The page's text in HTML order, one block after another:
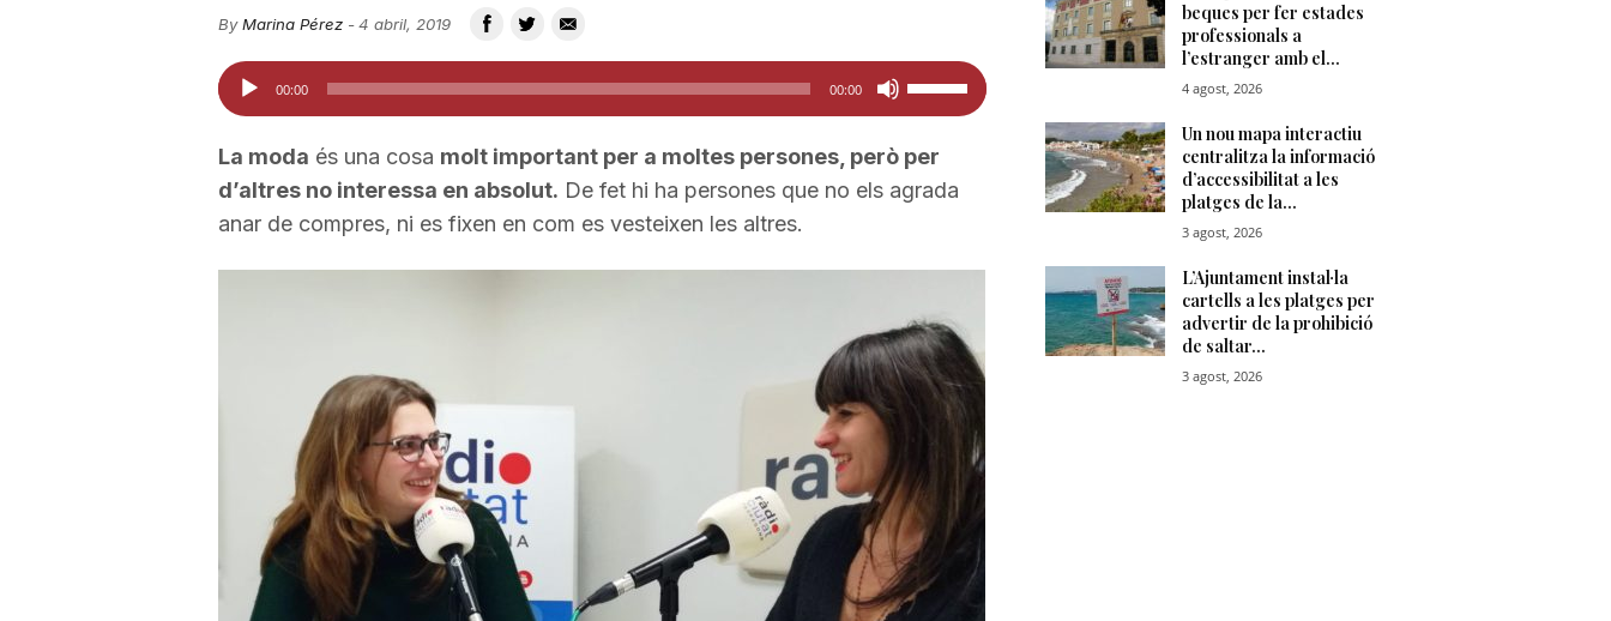
t
a
T
a
r
By Marina Pérez- 4 abril, 2019
Reproductor
d'àudio
00:00 00:00
Feu
servir
les
tecles
amunt/cap
avall
per
incrementar
o
disminuir
el
volum.
La moda és una cosa molt important per a moltes persones, però per
d’altres no interessa en absolut. De fet hi ha persones que no els agrada
anar de compres, ni es fixen en com es vesteixen les altres.